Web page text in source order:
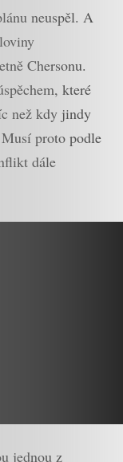
neuspěl. A
Chersonu.
které
než kdy jindy
proto podle
dále
jednou z